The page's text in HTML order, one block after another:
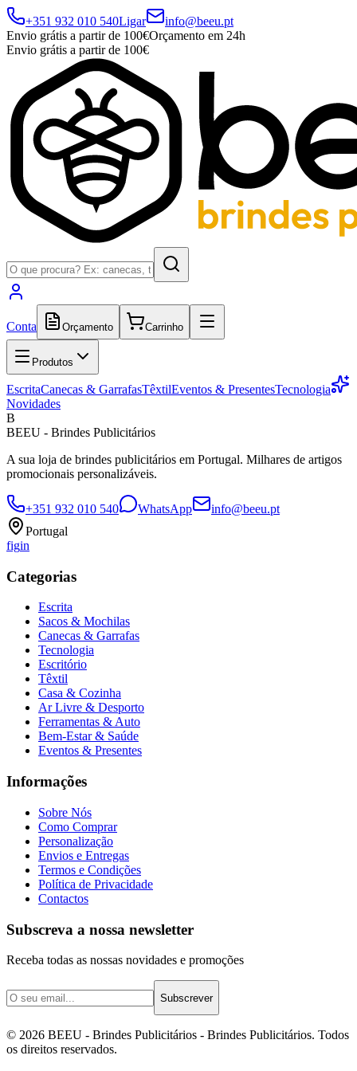
+351 932 010 540Ligar
info@beeu.pt
Envio grátis a partir de 100€Orçamento em 24h
Envio grátis a partir de 100€
Conta Orçamento Carrinho
Produtos
EscritaCanecas & GarrafasTêxtilEventos & PresentesTecnologia
Novidades
B
BEEU - Brindes Publicitários
A sua loja de brindes publicitários em Portugal. Milhares de artigos
promocionais personalizáveis.
+351 932 010 540 WhatsApp
info@beeu.pt
Portugal
figin
Categorias
Escrita
Sacos & Mochilas
Canecas & Garrafas
Tecnologia
Escritório
Têxtil
Casa & Cozinha
Ar Livre & Desporto
Ferramentas & Auto
Bem-Estar & Saúde
Eventos & Presentes
Informações
Sobre Nós
Como Comprar
Personalização
Envios e Entregas
Termos e Condições
Política de Privacidade
Contactos
Subscreva a nossa newsletter
Receba todas as nossas novidades e promoções
Subscrever
© 2026 BEEU - Brindes Publicitários - Brindes Publicitários. Todos
os direitos reservados.